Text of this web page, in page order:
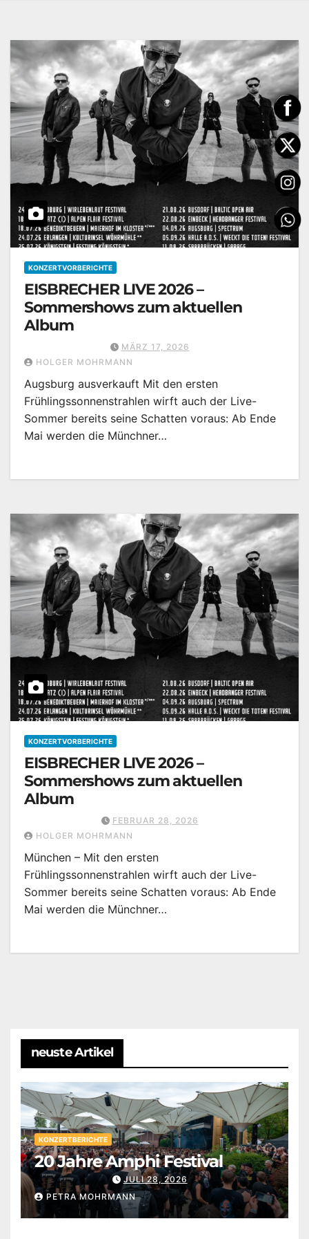
KONZERTVORBERICHTE
EISBRECHER LIVE 2026 –
Sommershows zum aktuellen
Album
MÄRZ 17, 2026
HOLGER MOHRMANN
Augsburg ausverkauft Mit den ersten
Frühlingssonnenstrahlen wirft auch der Live-
Sommer bereits seine Schatten voraus: Ab Ende
Mai werden die Münchner…
KONZERTVORBERICHTE
EISBRECHER LIVE 2026 –
Sommershows zum aktuellen
Album
FEBRUAR 28, 2026
HOLGER MOHRMANN
München – Mit den ersten
Frühlingssonnenstrahlen wirft auch der Live-
Sommer bereits seine Schatten voraus: Ab Ende
Mai werden die Münchner…
neuste Artikel
KONZERTBERICHTE
20 Jahre Amphi Festival
JULI 28, 2026
PETRA MOHRMANN